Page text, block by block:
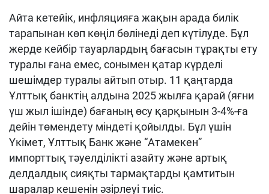
Айта кетейік, инфляцияға жақын арада билік
тарапынан көп көңіл бөлінеді деп күтілуде. Бұл
жерде кейбір тауарлардың бағасын тұрақты ету
туралы ғана емес, сонымен қатар күрделі
шешімдер туралы айтып отыр. 11 қаңтарда
Ұлттық банктің алдына 2025 жылға қарай (яғни
үш жыл ішінде) бағаның өсу қарқынын 3-4%-ға
дейін төмендету міндеті қойылды. Бұл үшін
Үкімет, Ұлттық Банк және “Атамекен”
импорттық тәуелділікті азайту және артық
делдалдық сияқты тармақтарды қамтитын
шаралар кешенін әзірлеуі тиіс.